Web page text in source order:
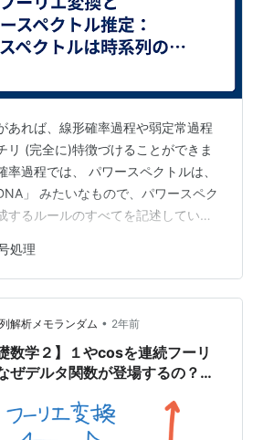
あれば、線形確率過程や弱定常過程
リ (完全に)特徴づけることができま
率過程では、 パワースペクトルは、
」 みたいなもので、パワースペク
するルールのすべてを記述していま
、そんな理想的な線形確率過程のモ
はまるかというと、そうでもありま
です。でもまあ、最初の一歩として
推定してみるのは、悪くないアイデ
に包まれた真のパワースペクトル 現
があります。…
処理
解析メモランダム • 2年前
数学２】１やcosを連続フーリ
ぜデルタ関数が登場するの？：